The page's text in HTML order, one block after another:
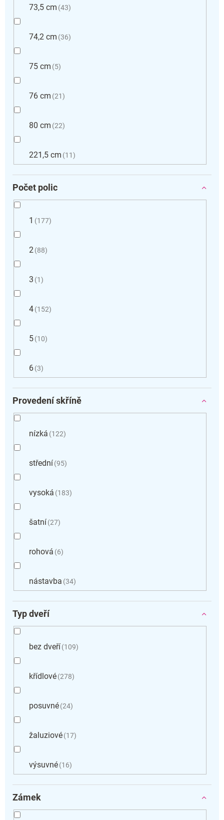
73,5 cm 43
74,2 cm 36
75 cm 5
76 cm 21
80 cm 22
221,5 cm 11
Počet polic
1 177
2 88
3 1
4 152
5 10
6 3
Provedení skříně
nízká 122
střední 95
vysoká 183
šatní 27
rohová 6
nástavba 34
Typ dveří
bez dveří 109
křídlové 278
posuvné 24
žaluziové 17
výsuvné 16
Zámek